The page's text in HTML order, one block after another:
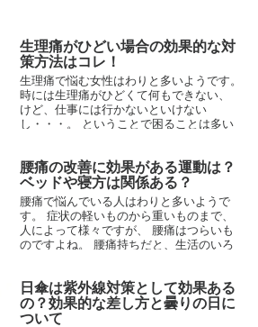
生理痛がひどい場合の効果的な対
策方法はコレ！
生理痛で悩む女性はわりと多いようです。
時には生理痛がひどくて何もできない、
けど、仕事には行かないといけない
し・・・。 ということで困ることは多い
2015.07.03
腰痛の改善に効果がある運動は？
ベッドや寝方は関係ある？
腰痛で悩んでいる人はわりと多いようで
す。 症状の軽いものから重いものまで、
人によって様々ですが、 腰痛はつらいも
のですよね。 腰痛持ちだと、生活のいろ
2015.03.03
日傘は紫外線対策として効果ある
の？効果的な差し方と曇りの日に
ついて